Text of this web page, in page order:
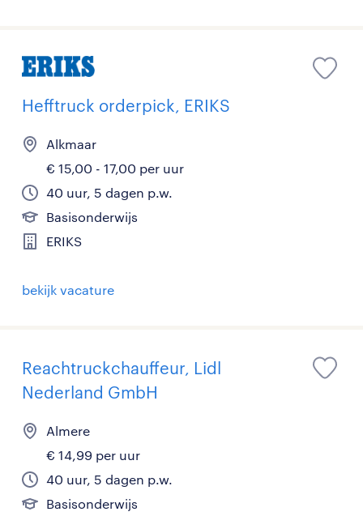
Hefftruck orderpick, ERIKS
Alkmaar
€ 15,00 - 17,00 per uur
40 uur, 5 dagen p.w.
Basisonderwijs
ERIKS
bekijk vacature
Reachtruckchauffeur, Lidl
Nederland GmbH
Almere
€ 14,99 per uur
40 uur, 5 dagen p.w.
Basisonderwijs